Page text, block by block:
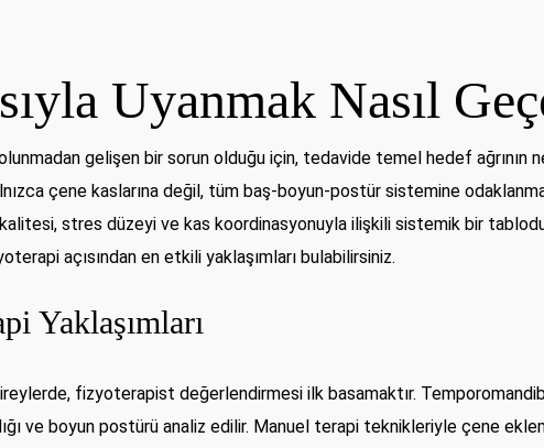
Uyanmak Nasıl
gelişen bir sorun olduğu için, tedavide temel hedef ağrının
çene kaslarına değil, tüm baş-boyun-postür sistemine
stres düzeyi ve kas koordinasyonuyla ilişkili sistemik bir
açısından en etkili yaklaşımları bulabilirsiniz.
Yaklaşımları
fizyoterapist değerlendirmesi ilk basamaktır.
ve boyun postürü analiz edilir. Manuel terapi teknikleriyle çene